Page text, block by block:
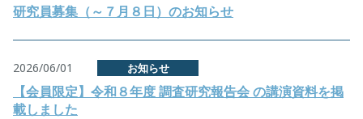
研究員募集（～７月８日）のお知らせ
2026/06/01 お知らせ
【会員限定】令和８年度 調査研究報告会 の講演資料を掲
載しました